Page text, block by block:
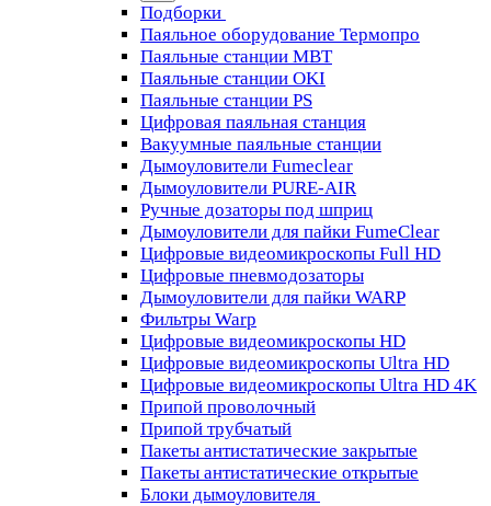
Подборки
Паяльное оборудование Термопро
Паяльные станции MBT
Паяльные станции OKI
Паяльные станции PS
Цифровая паяльная станция
Вакуумные паяльные станции
Дымоуловители Fumeclear
Дымоуловители PURE-AIR
Ручные дозаторы под шприц
Дымоуловители для пайки FumeClear
Цифровые видеомикроскопы Full HD
Цифровые пневмодозаторы
Дымоуловители для пайки WARP
Фильтры Warp
Цифровые видеомикроскопы HD
Цифровые видеомикроскопы Ultra HD
Цифровые видеомикроскопы Ultra HD 4K
Припой проволочный
Припой трубчатый
Пакеты антистатические закрытые
Пакеты антистатические открытые
Блоки дымоуловителя